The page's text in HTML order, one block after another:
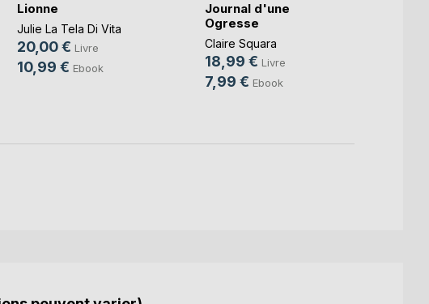
Lionne
Julie La Tela Di Vita
20,00 € Livre
10,99 € Ebook
Journal d'une
Ogresse
Claire Squara
18,99 € Livre
7,99 € Ebook